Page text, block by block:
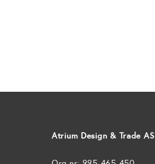
Atrium Design & Trade AS